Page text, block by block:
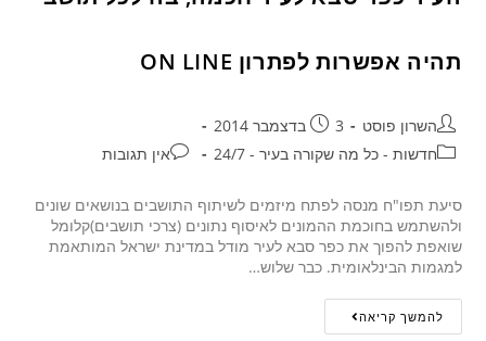
תהיה אפשרות לפתרון ON LINE
השרון פוסט
3 בדצמבר 2014
חדשות - כל מה שקורה בעיר - 24/7
אין תגובות
סיעת תפו"ח מנסה לפתח מיזמים לשיתוף התושבים בנושאים שונים
ולהשתמש בחוכמת ההמונים לאיסוף נתונים (צרכי תושבים)קלומל
שואפת להפוך את כפר סבא לעיר מודל במדינת ישראל המותאמת
למגמות הבינלאומית. כבר שלוש…
להמשך קריאה